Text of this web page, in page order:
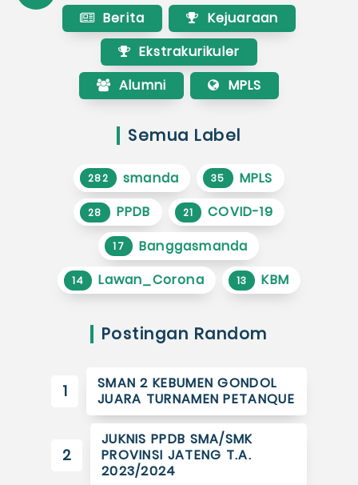
Berita
Kejuaraan
Ekstrakurikuler
Alumni
MPLS
Semua Label
282 smanda 35 MPLS
28 PPDB 21 COVID-19
17 Banggasmanda
14 Lawan_Corona 13 KBM
Postingan Random
1
SMAN 2 KEBUMEN GONDOL
JUARA TURNAMEN PETANQUE
2
JUKNIS PPDB SMA/SMK
PROVINSI JATENG T.A.
2023/2024